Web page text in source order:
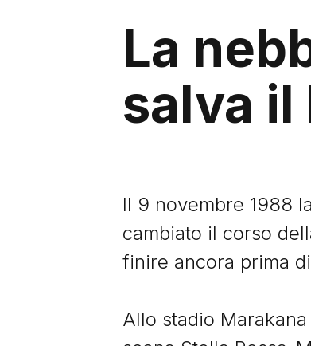
La
salva il
Il 9 novembre 1988
cambiato il corso
finire ancora prima
Allo stadio